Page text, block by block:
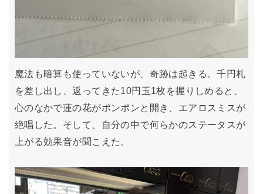
魔法も暗算も使っていないが、奇跡は起きる。千円札
を差し出し、返ってきた10円玉1枚を握りしめると、
心のなかで蓮の花がポンポンと開き、エアロスミスが
絶唱した。そして、自分の中で何らかのステータスが
上がる効果音が聞こえた。